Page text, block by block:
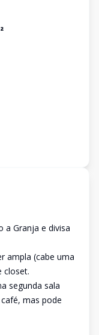
a Granja e divisa
ampla (cabe uma
closet.
segunda sala
mas pode